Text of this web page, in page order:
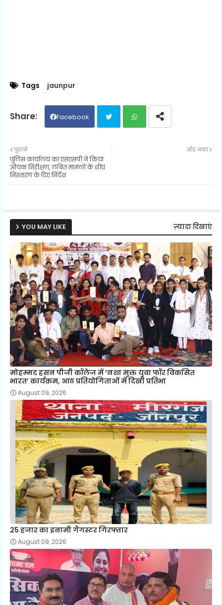
Tags jaunpur
Facebook
और नया
पुराने
पुलिस कार्यालय का एसएसपी ने किया
औचक निरीक्षण, लंबित मामलों के शीघ्र
निस्तारण के दिए निर्देश
YOU MAY LIKE ज़्यादा दिखाएं
मोहम्मद हसन पीजी कॉलेज में ‘नशा मुक्त युवा फॉर विकसित
भारत’ कार्यक्रम, आठ प्रतियोगिताओं में दिखी प्रतिभा
August 09, 2026
25 हजार का इनामी गैंगस्टर गिरफ्तार
August 09, 2026